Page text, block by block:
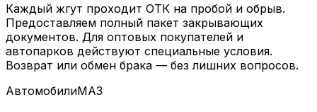
Каждый жгут проходит ОТК на пробой и обрыв.
Предоставляем полный пакет закрывающих
документов. Для оптовых покупателей и
автопарков действуют специальные условия.
Возврат или обмен брака — без лишних вопросов.
АвтомобилиМАЗ